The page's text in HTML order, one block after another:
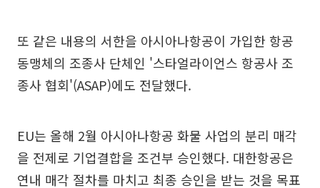
또 같은 내용의 서한을 아시아나항공이 가입한 항공
동맹체의 조종사 단체인 '스타얼라이언스 항공사 조
종사 협회'(ASAP)에도 전달했다.
EU는 올해 2월 아시아나항공 화물 사업의 분리 매각
을 전제로 기업결합을 조건부 승인했다. 대한항공은
연내 매각 절차를 마치고 최종 승인을 받는 것을 목표